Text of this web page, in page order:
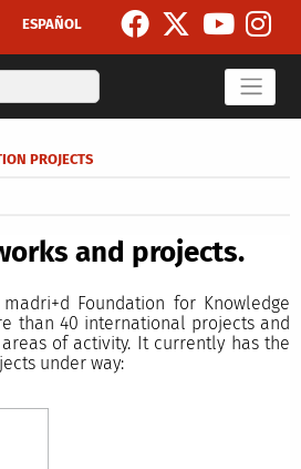
ESPAÑOL
Search
PROJECTS
and projects.
Foundation for Knowledge
than 40 international projects and
of activity. It currently has the
under way: